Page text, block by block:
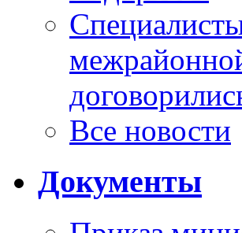
Все новости
Документы